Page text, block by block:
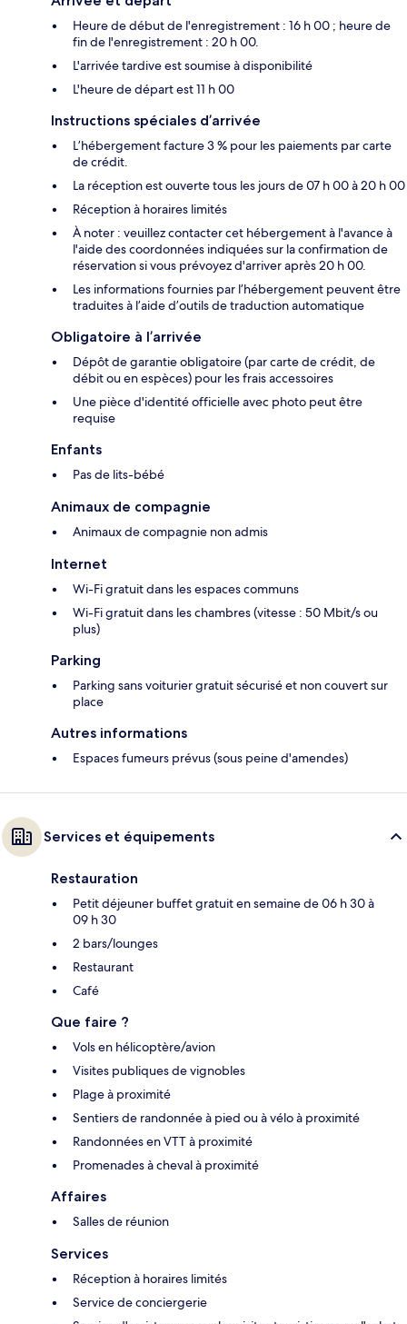
Heure de début de l'enregistrement : 16 h 00 ; heure de
fin de l'enregistrement : 20 h 00.
L'arrivée tardive est soumise à disponibilité
L'heure de départ est 11 h 00
Instructions spéciales d’arrivée
L’hébergement facture 3 % pour les paiements par carte
de crédit.
La réception est ouverte tous les jours de 07 h 00 à 20 h 00
Réception à horaires limités
À noter : veuillez contacter cet hébergement à l'avance à
l'aide des coordonnées indiquées sur la confirmation de
réservation si vous prévoyez d'arriver après 20 h 00.
Les informations fournies par l’hébergement peuvent être
traduites à l’aide d’outils de traduction automatique
Obligatoire à l’arrivée
Dépôt de garantie obligatoire (par carte de crédit, de
débit ou en espèces) pour les frais accessoires
Une pièce d'identité officielle avec photo peut être
requise
Enfants
Pas de lits-bébé
Animaux de compagnie
Animaux de compagnie non admis
Internet
Wi-Fi gratuit dans les espaces communs
Wi-Fi gratuit dans les chambres (vitesse : 50 Mbit/s ou
plus)
Parking
Parking sans voiturier gratuit sécurisé et non couvert sur
place
Autres informations
Espaces fumeurs prévus (sous peine d'amendes)
Services et équipements
Restauration
Petit déjeuner buffet gratuit en semaine de 06 h 30 à
09 h 30
2 bars/lounges
Restaurant
Café
Que faire ?
Vols en hélicoptère/avion
Visites publiques de vignobles
Plage à proximité
Sentiers de randonnée à pied ou à vélo à proximité
Randonnées en VTT à proximité
Promenades à cheval à proximité
Affaires
Salles de réunion
Services
Réception à horaires limités
Service de conciergerie